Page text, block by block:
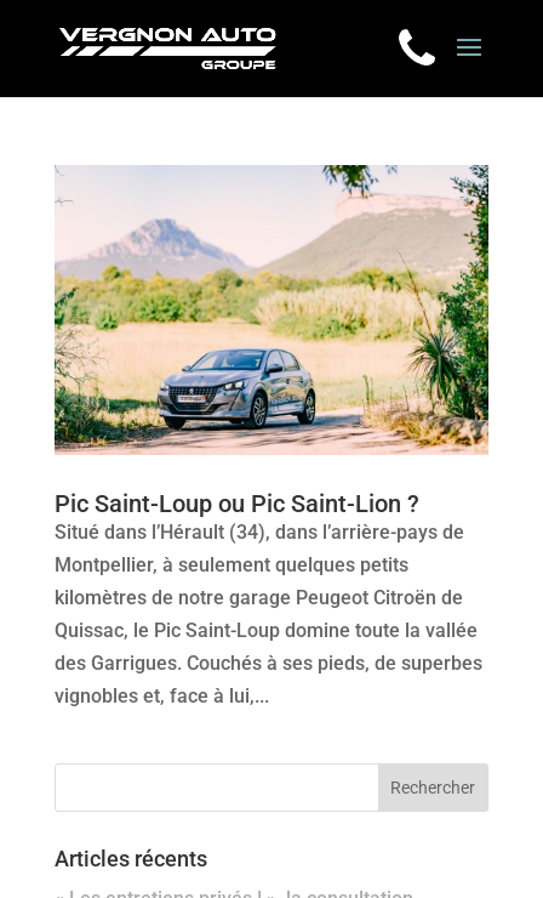
Pic Saint-Loup ou Pic Saint-Lion ?
Situé dans l’Hérault (34), dans l’arrière-pays de
Montpellier, à seulement quelques petits
kilomètres de notre garage Peugeot Citroën de
Quissac, le Pic Saint-Loup domine toute la vallée
des Garrigues. Couchés à ses pieds, de superbes
vignobles et, face à lui,...
Articles récents